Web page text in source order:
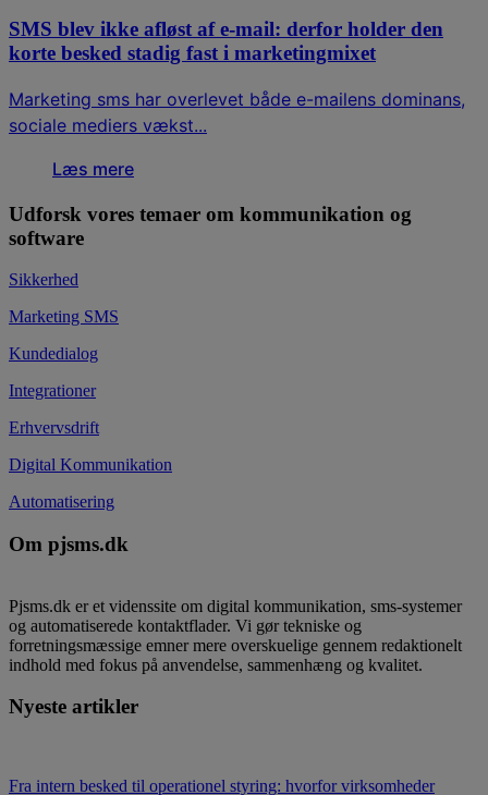
SMS blev ikke afløst af e-mail: derfor holder den
korte besked stadig fast i marketingmixet
Marketing sms har overlevet både e-mailens dominans,
sociale mediers vækst...
Læs mere
Udforsk vores temaer om kommunikation og
software
Sikkerhed
Marketing SMS
Kundedialog
Integrationer
Erhvervsdrift
Digital Kommunikation
Automatisering
Om pjsms.dk
Pjsms.dk er et videnssite om digital kommunikation, sms-systemer
og automatiserede kontaktflader. Vi gør tekniske og
forretningsmæssige emner mere overskuelige gennem redaktionelt
indhold med fokus på anvendelse, sammenhæng og kvalitet.
Nyeste artikler
Fra intern besked til operationel styring: hvorfor virksomheder